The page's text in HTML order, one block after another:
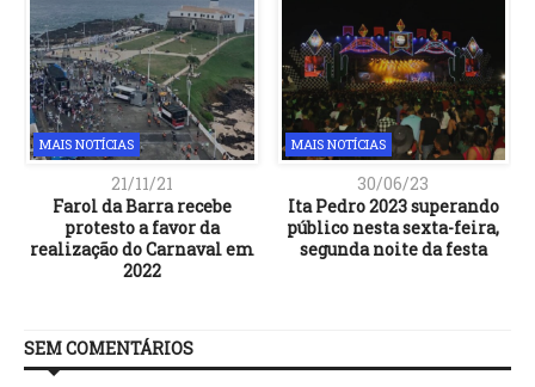
MAIS NOTÍCIAS
21/11/21
Farol da Barra recebe
protesto a favor da
realização do Carnaval em
2022
MAIS NOTÍCIAS
30/06/23
Ita Pedro 2023 superando
público nesta sexta-feira,
segunda noite da festa
SEM COMENTÁRIOS